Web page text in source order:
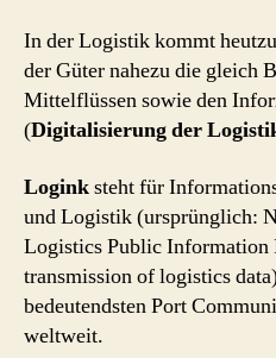
In der Logistik kommt
der Güter nahezu die gleich
Mittelflüssen sowie den
(Digitalisierung der
Loginksteht für
und Logistik (ursprünglich:
Logistics Public Information
transmission of logistics
bedeutendsten Port
weltweit.